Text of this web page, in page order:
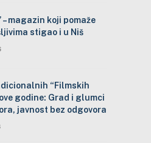
– magazin koji pomaže
stigao i u Niš
“Filmskih
godine: Grad i glumci
javnost bez odgovora